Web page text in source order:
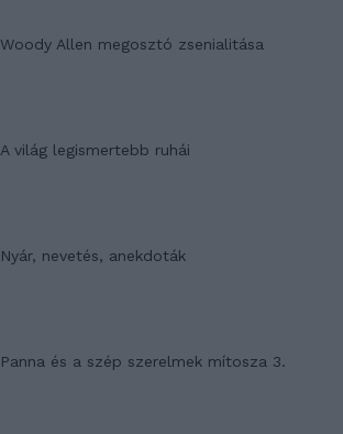
Woody Allen megosztó zsenialitása
A világ legismertebb ruhái
Nyár, nevetés, anekdoták
Panna és a szép szerelmek mítosza 3.